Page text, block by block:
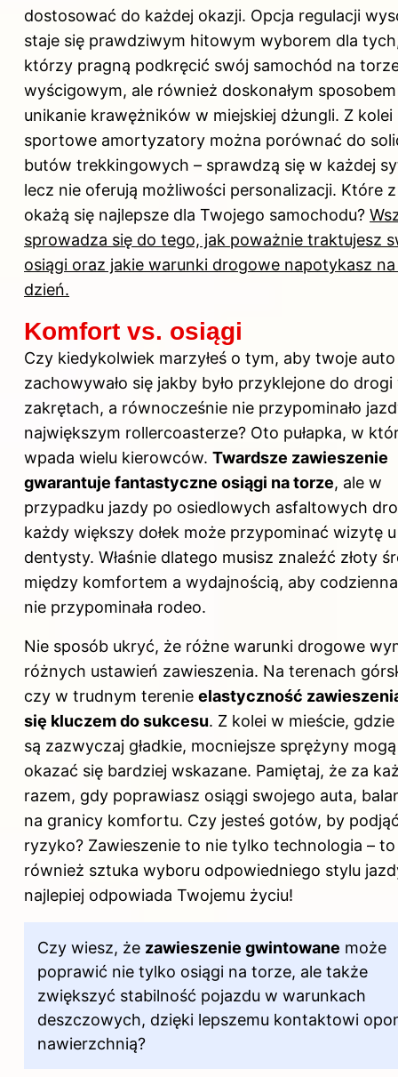
dostosować do każdej okazji. Opcja regulacji
staje się prawdziwym hitowym wyborem dla
którzy pragną podkręcić swój samochód na
wyścigowym, ale również doskonałym
unikanie krawężników w miejskiej dżungli. Z kolei
sportowe amortyzatory można porównać do
butów trekkingowych – sprawdzą się w każdej
lecz nie oferują możliwości personalizacji. Które
okażą się najlepsze dla Twojego samochodu?
sprowadza się do tego, jak poważnie traktujesz
osiągi oraz jakie warunki drogowe napotykasz
dzień.
Komfort vs. osiągi
Czy kiedykolwiek marzyłeś o tym, aby twoje auto
zachowywało się jakby było przyklejone do drogi
zakrętach, a równocześnie nie przypominało
największym rollercoasterze? Oto pułapka, w
wpada wielu kierowców. Twardsze zawieszenie
gwarantuje fantastyczne osiągi na torze, ale w
przypadku jazdy po osiedlowych asfaltowych
każdy większy dołek może przypominać wizytę u
dentysty. Właśnie dlatego musisz znaleźć złoty
między komfortem a wydajnością, aby
nie przypominała rodeo.
Nie sposób ukryć, że różne warunki drogowe
różnych ustawień zawieszenia. Na terenach
czy w trudnym terenie elastyczność
się kluczem do sukcesu. Z kolei w mieście, gdzie
są zazwyczaj gładkie, mocniejsze sprężyny mogą
okazać się bardziej wskazane. Pamiętaj, że za
razem, gdy poprawiasz osiągi swojego auta,
na granicy komfortu. Czy jesteś gotów, by
ryzyko? Zawieszenie to nie tylko technologia – to
również sztuka wyboru odpowiedniego stylu
najlepiej odpowiada Twojemu życiu!
Czy wiesz, że zawieszenie gwintowane może
poprawić nie tylko osiągi na torze, ale także
zwiększyć stabilność pojazdu w warunkach
deszczowych, dzięki lepszemu kontaktowi
nawierzchnią?